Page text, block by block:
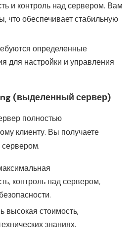
и контроль над сервером. Вам
что обеспечивает стабильную
определенные
для настройки и управления
(выделенный сервер)
полностью
клиенту. Вы получаете
контроль над сервером,
высокая стоимость,
знаниях.